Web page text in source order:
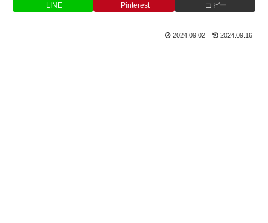
LINE Pinterest コピー
2024.09.02 2024.09.16